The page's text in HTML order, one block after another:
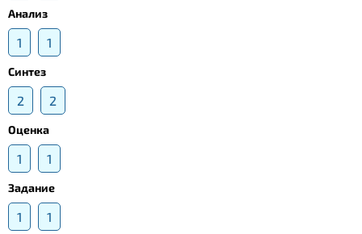
Анализ
1 1
Синтез
2 2
Оценка
1 1
Задание
1 1